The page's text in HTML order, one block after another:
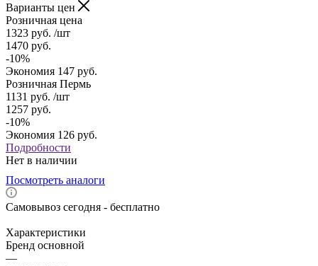
Варианты цен
Розничная цена
1323 руб. /шт
1470 руб.
-10%
Экономия 147 руб.
Розничная Пермь
1131 руб. /шт
1257 руб.
-10%
Экономия 126 руб.
Подробности
Нет в наличии
Посмотреть аналоги
Самовывоз сегодня - бесплатно
Характеристики
Бренд основной
—